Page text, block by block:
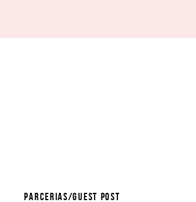
PARCERIAS/GUEST POST